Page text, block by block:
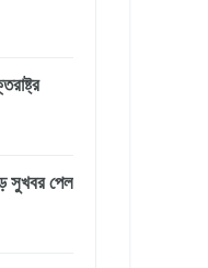
সুখবর পেল